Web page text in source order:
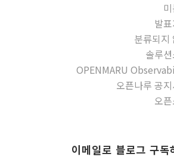
발
분류되지
솔루
OPENMARU
오픈나루 공
오
이메일로 블로그 구독